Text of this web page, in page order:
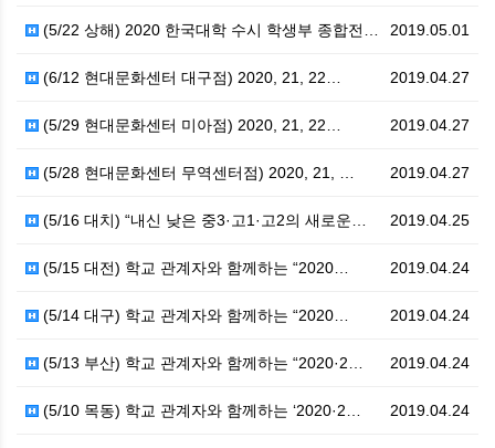
2019.05.01
(5/22 상해) 2020 한국대학 수시 학생부 종합전…
2019.04.27
(6/12 현대문화센터 대구점) 2020, 21, 22…
2019.04.27
(5/29 현대문화센터 미아점) 2020, 21, 22…
2019.04.27
(5/28 현대문화센터 무역센터점) 2020, 21, …
2019.04.25
(5/16 대치) “내신 낮은 중3·고1·고2의 새로운…
2019.04.24
(5/15 대전) 학교 관계자와 함께하는 “2020…
2019.04.24
(5/14 대구) 학교 관계자와 함께하는 “2020…
2019.04.24
(5/13 부산) 학교 관계자와 함께하는 “2020·2…
2019.04.24
(5/10 목동) 학교 관계자와 함께하는 ‘2020·2…